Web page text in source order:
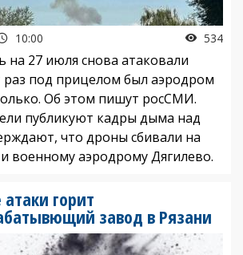
10:00 534
на 27 июля снова атаковали
под прицелом был аэродром
Об этом пишут росСМИ.
публикуют кадры дыма над
что дроны сбивали на
военному аэродрому Дягилево.
горит
завод в Рязани